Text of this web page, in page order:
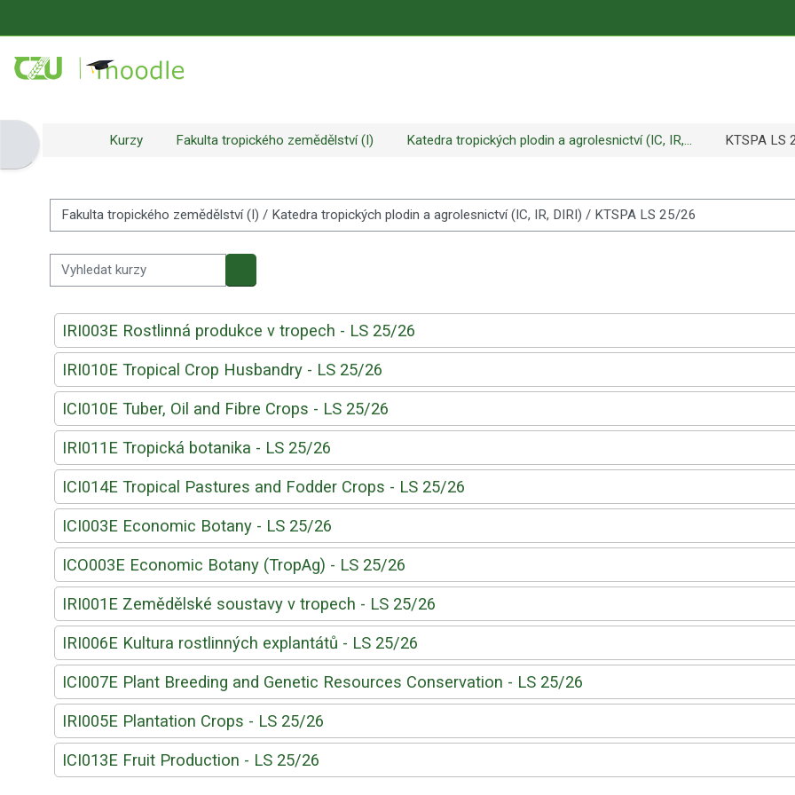
Otevřít panel blokuKurzy Fakulta tropického zemědělství (I) Katedra tropických plodin a agrolesnictví (IC, IR,... KTSPA LS
Kategorie kurzů
Vyhledat kurzy
Vyhledat kurzy
IRI003E Rostlinná produkce v tropech - LS 25/26
IRI010E Tropical Crop Husbandry - LS 25/26
ICI010E Tuber, Oil and Fibre Crops - LS 25/26
IRI011E Tropická botanika - LS 25/26
ICI014E Tropical Pastures and Fodder Crops - LS 25/26
ICI003E Economic Botany - LS 25/26
ICO003E Economic Botany (TropAg) - LS 25/26
IRI001E Zemědělské soustavy v tropech - LS 25/26
IRI006E Kultura rostlinných explantátů - LS 25/26
ICI007E Plant Breeding and Genetic Resources Conservation - LS 25/26
IRI005E Plantation Crops - LS 25/26
ICI013E Fruit Production - LS 25/26